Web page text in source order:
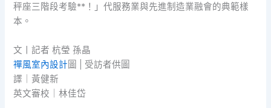
秤座三階段考驗**！」代服務業與先進制造業融會的典範樣
本。
文丨記者 杭瑩 孫晶
禪風室內設計 圖 | 受訪者供圖
譯｜黃健新
英文審校｜林佳岱